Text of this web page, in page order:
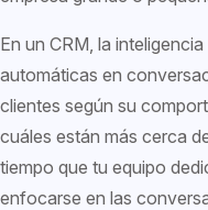
En un CRM, la
automáticas en
clientes según su
cuáles están más cerca
tiempo que tu equipo
enfocarse en las